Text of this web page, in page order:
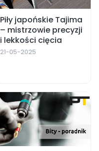
Piły japońskie Tajima
– mistrzowie precyzji
i lekkości cięcia
21-05-2025